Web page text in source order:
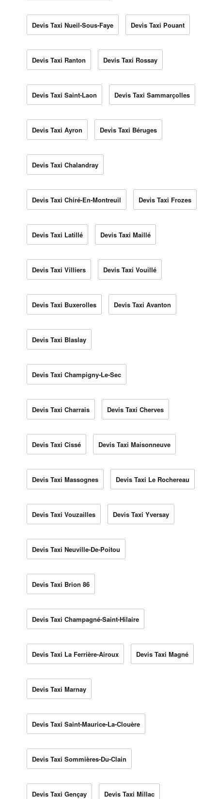
Devis Taxi Nueil-Sous-Faye Devis Taxi Pouant
Devis Taxi Ranton Devis Taxi Rossay
Devis Taxi Saint-Laon Devis Taxi Sammarçolles
Devis Taxi Ayron Devis Taxi Béruges
Devis Taxi Chalandray
Devis Taxi Chiré-En-Montreuil Devis Taxi Frozes
Devis Taxi Latillé Devis Taxi Maillé
Devis Taxi Villiers Devis Taxi Vouillé
Devis Taxi Buxerolles Devis Taxi Avanton
Devis Taxi Blaslay
Devis Taxi Champigny-Le-Sec
Devis Taxi Charrais Devis Taxi Cherves
Devis Taxi Cissé Devis Taxi Maisonneuve
Devis Taxi Massognes Devis Taxi Le Rochereau
Devis Taxi Vouzailles Devis Taxi Yversay
Devis Taxi Neuville-De-Poitou
Devis Taxi Brion 86
Devis Taxi Champagné-Saint-Hilaire
Devis Taxi La Ferrière-Airoux Devis Taxi Magné
Devis Taxi Marnay
Devis Taxi Saint-Maurice-La-Clouère
Devis Taxi Sommières-Du-Clain
Devis Taxi Gençay Devis Taxi Millac